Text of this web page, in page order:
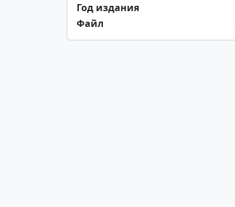
Год издания
Файл